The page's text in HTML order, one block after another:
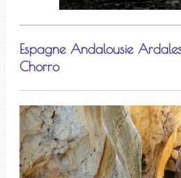
Espagne Andalousie
Chorro